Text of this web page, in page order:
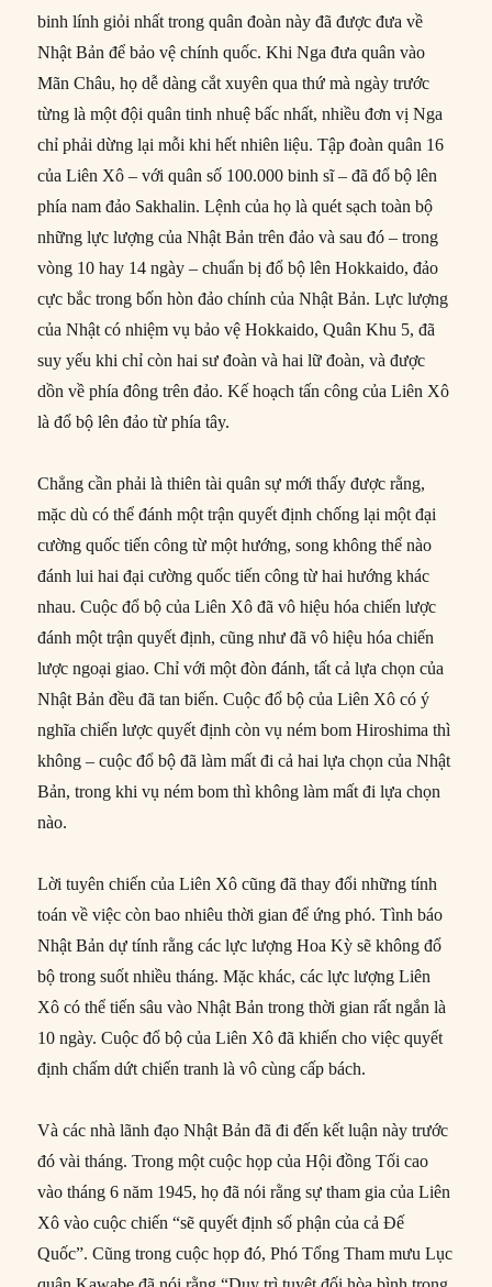
binh lính giỏi nhất trong quân đoàn này đã được đưa về
Nhật Bản để bảo vệ chính quốc. Khi Nga đưa quân vào
Mãn Châu, họ dễ dàng cắt xuyên qua thứ mà ngày trước
từng là một đội quân tinh nhuệ bấc nhất, nhiều đơn vị Nga
chỉ phải dừng lại mỗi khi hết nhiên liệu. Tập đoàn quân 16
của Liên Xô – với quân số 100.000 binh sĩ – đã đổ bộ lên
phía nam đảo Sakhalin. Lệnh của họ là quét sạch toàn bộ
những lực lượng của Nhật Bản trên đảo và sau đó – trong
vòng 10 hay 14 ngày – chuẩn bị đổ bộ lên Hokkaido, đảo
cực bắc trong bốn hòn đảo chính của Nhật Bản. Lực lượng
của Nhật có nhiệm vụ bảo vệ Hokkaido, Quân Khu 5, đã
suy yếu khi chỉ còn hai sư đoàn và hai lữ đoàn, và được
dồn về phía đông trên đảo. Kế hoạch tấn công của Liên Xô
là đổ bộ lên đảo từ phía tây.
Chẳng cần phải là thiên tài quân sự mới thấy được rằng,
mặc dù có thể đánh một trận quyết định chống lại một đại
cường quốc tiến công từ một hướng, song không thể nào
đánh lui hai đại cường quốc tiến công từ hai hướng khác
nhau. Cuộc đổ bộ của Liên Xô đã vô hiệu hóa chiến lược
đánh một trận quyết định, cũng như đã vô hiệu hóa chiến
lược ngoại giao. Chỉ với một đòn đánh, tất cả lựa chọn của
Nhật Bản đều đã tan biến. Cuộc đổ bộ của Liên Xô có ý
nghĩa chiến lược quyết định còn vụ ném bom Hiroshima thì
không – cuộc đổ bộ đã làm mất đi cả hai lựa chọn của Nhật
Bản, trong khi vụ ném bom thì không làm mất đi lựa chọn
nào.
Lời tuyên chiến của Liên Xô cũng đã thay đổi những tính
toán về việc còn bao nhiêu thời gian để ứng phó. Tình báo
Nhật Bản dự tính rằng các lực lượng Hoa Kỳ sẽ không đổ
bộ trong suốt nhiều tháng. Mặc khác, các lực lượng Liên
Xô có thể tiến sâu vào Nhật Bản trong thời gian rất ngắn là
10 ngày. Cuộc đổ bộ của Liên Xô đã khiến cho việc quyết
định chấm dứt chiến tranh là vô cùng cấp bách.
Và các nhà lãnh đạo Nhật Bản đã đi đến kết luận này trước
đó vài tháng. Trong một cuộc họp của Hội đồng Tối cao
vào tháng 6 năm 1945, họ đã nói rằng sự tham gia của Liên
Xô vào cuộc chiến “sẽ quyết định số phận của cả Đế
Quốc”. Cũng trong cuộc họp đó, Phó Tổng Tham mưu Lục